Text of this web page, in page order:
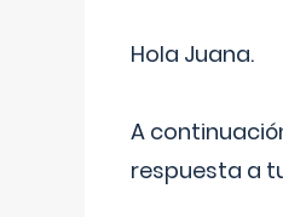
Hola Juana.
A
respuesta a